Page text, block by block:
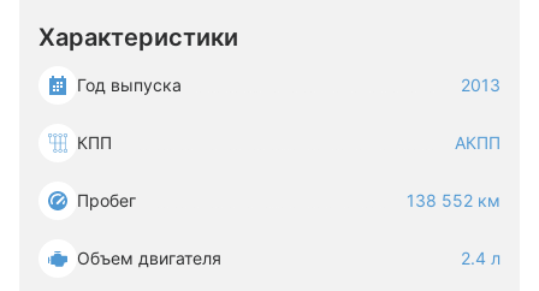
Характеристики
Год выпуска 2013
КПП АКПП
Пробег 138 552 км
Объем двигателя 2.4 л